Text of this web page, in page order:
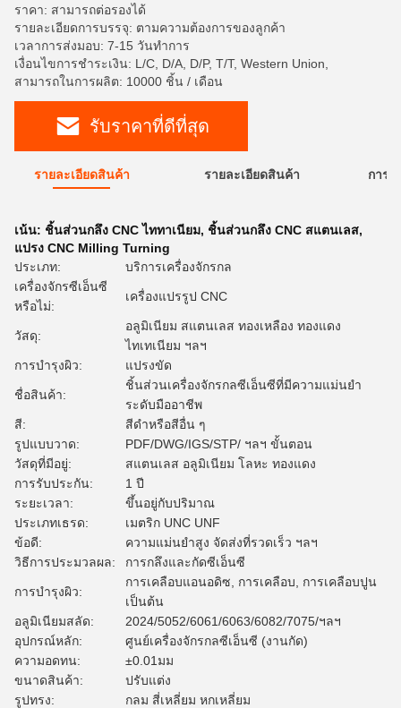
ราคา: สามารถต่อรองได้
รายละเอียดการบรรจุ: ตามความต้องการของลูกค้า
เวลาการส่งมอบ: 7-15 วันทำการ
เงื่อนไขการชำระเงิน: L/C, D/A, D/P, T/T, Western Union,
สามารถในการผลิต: 10000 ชิ้น / เดือน
รับราคาที่ดีที่สุด
รายละเอียดสินค้า รายละเอียดสินค้า การ
เน้น: ชิ้นส่วนกลึง CNC ไททาเนียม, ชิ้นส่วนกลึง CNC สแตนเลส,
แปรง CNC Milling Turning
ประเภท:
บริการเครื่องจักรกล
เครื่องจักรซีเอ็นซี
หรือไม่:
เครื่องแปรรูป CNC
วัสดุ:
อลูมิเนียม สแตนเลส ทองเหลือง ทองแดง
ไทเทเนียม ฯลฯ
การบํารุงผิว:
แปรงขัด
ชื่อสินค้า:
ชิ้นส่วนเครื่องจักรกลซีเอ็นซีที่มีความแม่นยำ
ระดับมืออาชีพ
สี:
สีดำหรือสีอื่น ๆ
รูปแบบวาด:
PDF/DWG/IGS/STP/ ฯลฯ ขั้นตอน
วัสดุที่มีอยู่:
สแตนเลส อลูมิเนียม โลหะ ทองแดง
การรับประกัน:
1 ปี
ระยะเวลา:
ขึ้นอยู่กับปริมาณ
ประเภทเธรด:
เมตริก UNC UNF
ข้อดี:
ความแม่นยำสูง จัดส่งที่รวดเร็ว ฯลฯ
วิธีการประมวลผล:
การกลึงและกัดซีเอ็นซี
การบํารุงผิว:
การเคลือบแอนอดิซ, การเคลือบ, การเคลือบปูน
เป็นต้น
อลูมิเนียมสลัด:
2024/5052/6061/6063/6082/7075/ฯลฯ
อุปกรณ์หลัก:
ศูนย์เครื่องจักรกลซีเอ็นซี (งานกัด)
ความอดทน:
±0.01มม
ขนาดสินค้า:
ปรับแต่ง
รูปทรง:
กลม สี่เหลี่ยม หกเหลี่ยม